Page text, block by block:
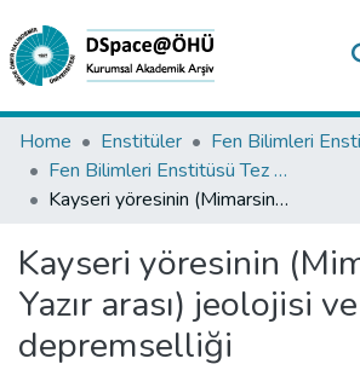
Collections
All of DSpace
Analyze
Request/Question
Home Enstitüler
Fen Bilimleri
Fen Bilimleri Enstitüsü Tez Koleksiyonu
Kayseri yöresinin (Mimarsinan-Yazır arası) jeolojisi ve depremselliği
Kayseri yöresinin
Yazır arası) jeolojisi ve
depremselliği